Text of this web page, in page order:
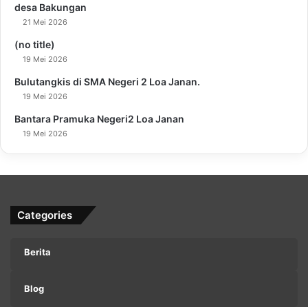
desa Bakungan
21 Mei 2026
(no title)
19 Mei 2026
Bulutangkis di SMA Negeri 2 Loa Janan.
19 Mei 2026
Bantara Pramuka Negeri2 Loa Janan
19 Mei 2026
Categories
Berita
Blog